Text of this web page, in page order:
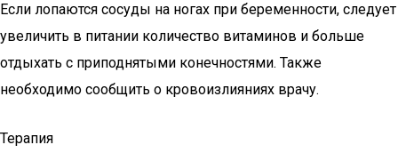
Если лопаются сосуды на ногах при беременности, следует
увеличить в питании количество витаминов и больше
отдыхать с приподнятыми конечностями. Также
необходимо сообщить о кровоизлияниях врачу.
Терапия